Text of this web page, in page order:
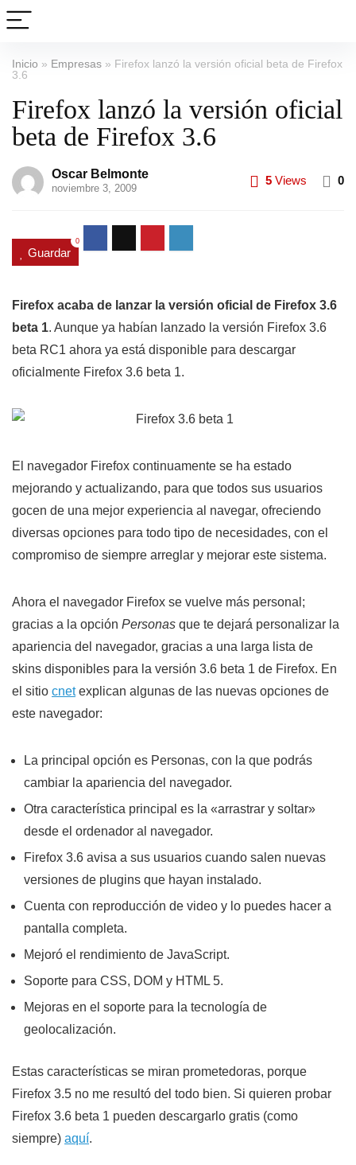
Inicio » Empresas » Firefox lanzó la versión oficial beta de Firefox
3.6
Firefox lanzó la versión oficial
beta de Firefox 3.6
Oscar Belmonte
noviembre 3, 2009
5 Views 0
Guardar
0
Firefox acaba de lanzar la versión oficial de Firefox 3.6
beta 1. Aunque ya habían lanzado la versión Firefox 3.6
beta RC1 ahora ya está disponible para descargar
oficialmente Firefox 3.6 beta 1.
El navegador Firefox continuamente se ha estado
mejorando y actualizando, para que todos sus usuarios
gocen de una mejor experiencia al navegar, ofreciendo
diversas opciones para todo tipo de necesidades, con el
compromiso de siempre arreglar y mejorar este sistema.
Ahora el navegador Firefox se vuelve más personal;
gracias a la opción Personas que te dejará personalizar la
apariencia del navegador, gracias a una larga lista de
skins disponibles para la versión 3.6 beta 1 de Firefox. En
el sitio cnetexplican algunas de las nuevas opciones de
este navegador:
La principal opción es Personas, con la que podrás
cambiar la apariencia del navegador.
Otra característica principal es la «arrastrar y soltar»
desde el ordenador al navegador.
Firefox 3.6 avisa a sus usuarios cuando salen nuevas
versiones de plugins que hayan instalado.
Cuenta con reproducción de video y lo puedes hacer a
pantalla completa.
Mejoró el rendimiento de JavaScript.
Soporte para CSS, DOM y HTML 5.
Mejoras en el soporte para la tecnología de
geolocalización.
Estas características se miran prometedoras, porque
Firefox 3.5 no me resultó del todo bien. Si quieren probar
Firefox 3.6 beta 1 pueden descargarlo gratis (como
siempre) aquí.